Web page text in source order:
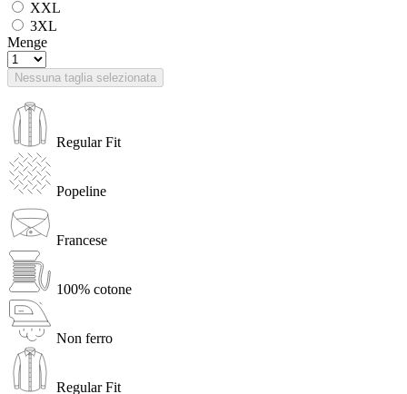
XXL
3XL
Menge
Nessuna taglia selezionata
Regular Fit
Popeline
Francese
100% cotone
Non ferro
Regular Fit